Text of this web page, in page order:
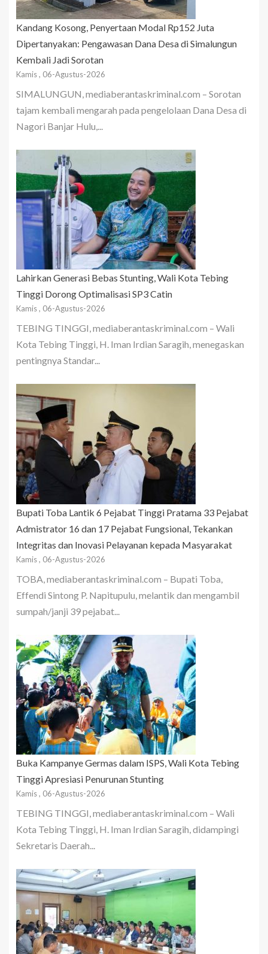
Kandang Kosong, Penyertaan Modal Rp152 Juta
Dipertanyakan: Pengawasan Dana Desa di Simalungun
Kembali Jadi Sorotan
Kamis , 06-Agustus-2026
SIMALUNGUN, mediaberantaskriminal.com – Sorotan
tajam kembali mengarah pada pengelolaan Dana Desa di
Nagori Banjar Hulu,...
Lahirkan Generasi Bebas Stunting, Wali Kota Tebing
Tinggi Dorong Optimalisasi SP3 Catin
Kamis , 06-Agustus-2026
TEBING TINGGI, mediaberantaskriminal.com – Wali
Kota Tebing Tinggi, H. Iman Irdian Saragih, menegaskan
pentingnya Standar...
Bupati Toba Lantik 6 Pejabat Tinggi Pratama 33 Pejabat
Admistrator 16 dan 17 Pejabat Fungsional, Tekankan
Integritas dan Inovasi Pelayanan kepada Masyarakat
Kamis , 06-Agustus-2026
TOBA, mediaberantaskriminal.com – Bupati Toba,
Effendi Sintong P. Napitupulu, melantik dan mengambil
sumpah/janji 39 pejabat...
Buka Kampanye Germas dalam ISPS, Wali Kota Tebing
Tinggi Apresiasi Penurunan Stunting
Kamis , 06-Agustus-2026
TEBING TINGGI, mediaberantaskriminal.com – Wali
Kota Tebing Tinggi, H. Iman Irdian Saragih, didampingi
Sekretaris Daerah...